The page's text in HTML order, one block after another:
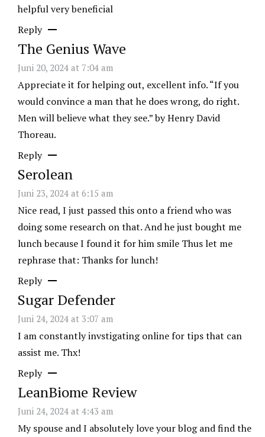
helpful very beneficial
Reply
The Genius Wave
Juni 20, 2024 at 7:04 am
Appreciate it for helping out, excellent info. “If you
would convince a man that he does wrong, do right.
Men will believe what they see.” by Henry David
Thoreau.
Reply
Serolean
Juni 23, 2024 at 6:15 am
Nice read, I just passed this onto a friend who was
doing some research on that. And he just bought me
lunch because I found it for him smile Thus let me
rephrase that: Thanks for lunch!
Reply
Sugar Defender
Juni 24, 2024 at 3:07 am
I am constantly invstigating online for tips that can
assist me. Thx!
Reply
LeanBiome Review
Juni 24, 2024 at 4:43 am
My spouse and I absolutely love your blog and find the